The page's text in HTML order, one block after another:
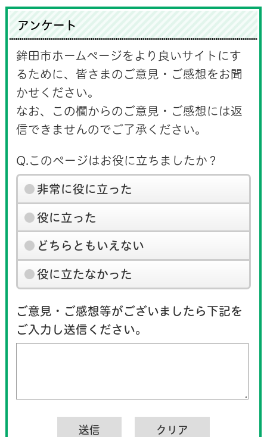
アンケート
鉾田市ホームページをより良いサイトにす
るために、皆さまのご意見・ご感想をお聞
かせください。
なお、この欄からのご意見・ご感想には返
信できませんのでご了承ください。
Q.このページはお役に立ちましたか？
非常に役に立った
役に立った
どちらともいえない
役に立たなかった
ご意見・ご感想等がございましたら下記を
ご入力し送信ください。